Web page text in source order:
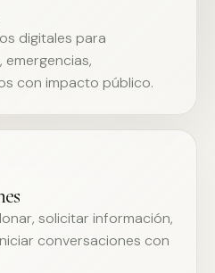
digitales para
con impacto público.
solicitar información,
conversaciones con